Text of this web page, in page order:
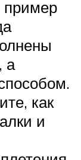
пример
а
как
и